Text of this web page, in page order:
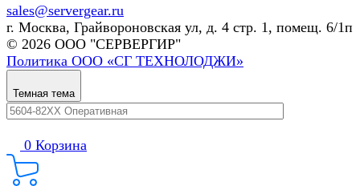
sales@servergear.ru
г. Москва, Грайвороновская ул, д. 4 стр. 1, помещ. 6/1п
© 2026 ООО "СЕРВЕРГИР"
Политика ООО «СГ ТЕХНОЛОДЖИ»
Темная тема
0 Корзина